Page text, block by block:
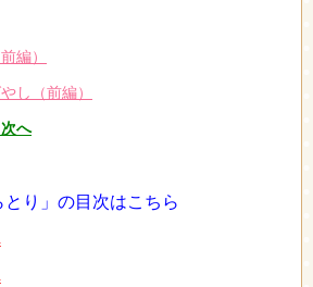
編）
し（前編）
へ
とり」の目次はこちら